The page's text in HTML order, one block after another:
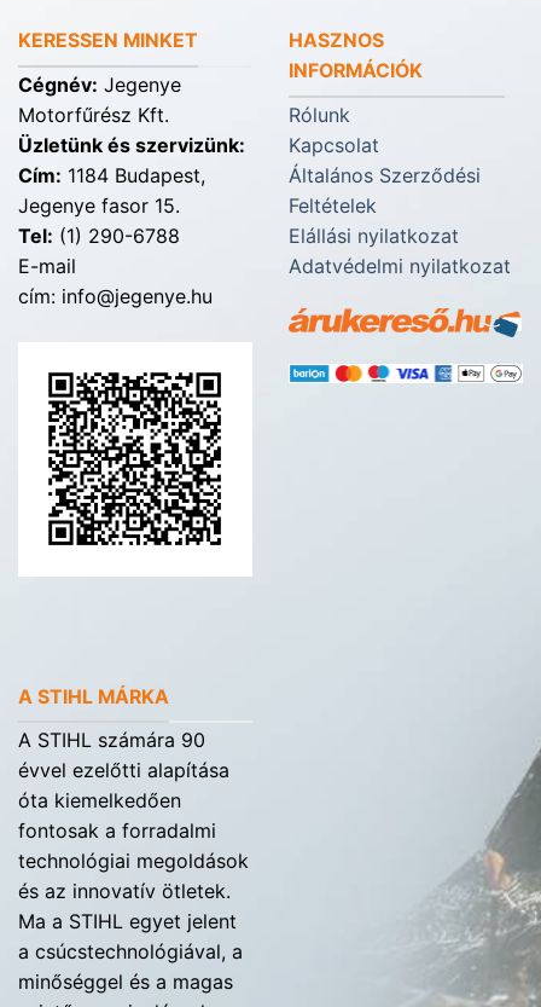
KERESSEN MINKET
Cégnév: Jegenye
Motorfűrész Kft.
Üzletünk és szervizünk:
Cím: 1184 Budapest,
Jegenye fasor 15.
Tel: (1) 290-6788
E-mail
cím: info@jegenye.hu
HASZNOS
INFORMÁCIÓK
Rólunk
Kapcsolat
Általános Szerződési
Feltételek
Elállási nyilatkozat
Adatvédelmi nyilatkozat
A STIHL MÁRKA
A STIHL számára 90
évvel ezelőtti alapítása
óta kiemelkedően
fontosak a forradalmi
technológiai megoldások
és az innovatív ötletek.
Ma a STIHL egyet jelent
a csúcstechnológiával, a
minőséggel és a magas